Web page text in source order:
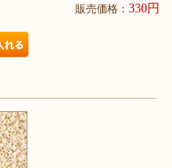
販売価格： 330円